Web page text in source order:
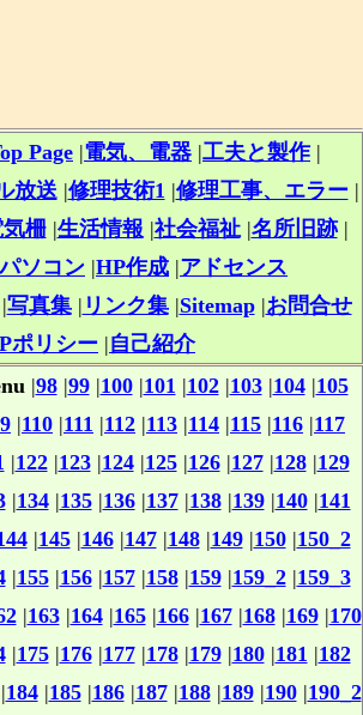
Page |電気、電器 |工夫と製作|
放送|修理技術1 |修理工事、エラー|
気柵|生活情報 |社会福祉|名所旧跡|
パソコン |HP作成 |アドセンス
写真集| リンク集|Sitemap|お問合せ
Pポリシー |自己紹介
|98|99|100|101 |102|103|104|105
|110 |111 |112 |113 |114 |115 |116 |117
|122|123|124|125|126|127|128|129
|134|135|136|137|138|139|140|141
|145|146|147|148|149|150|150_2
|155|156|157|158|159|159_2|159_3
|163|164|165|166|167|168|169|170
|175|176|177|178|179|180|181 |182
184|185|186|187|188|189|190|190_2